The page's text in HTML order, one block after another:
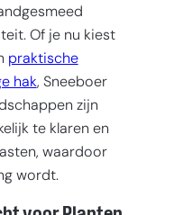
Of je nu kiest
praktische
hak, Sneeboer
zijn
te klaren en
waardoor
wordt.